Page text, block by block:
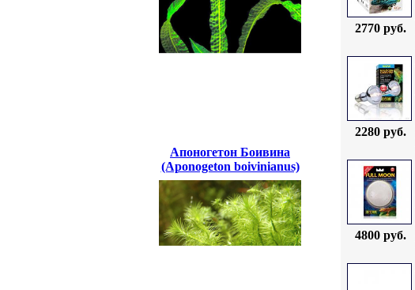
Апоногетон Боивина
(Aponogeton boivinianus)
2770 руб.
2280 руб.
4800 руб.